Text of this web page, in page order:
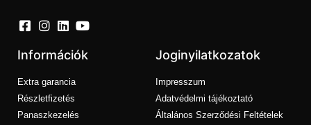
Információk
Extra garancia
Részletfizetés
Panaszkezelés
Joginyilatkozatok
Impresszum
Adatvédelmi tájékoztató
Általános Szerződési Feltételek